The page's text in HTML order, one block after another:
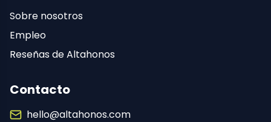
Sobre nosotros
Empleo
Reseñas de Altahonos
Contacto
hello@altahonos.com